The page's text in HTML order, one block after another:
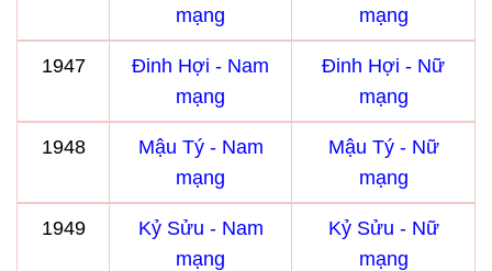
mạng
mạng
1947
Đinh Hợi - Nam
mạng
Đinh Hợi - Nữ
mạng
1948
Mậu Tý - Nam
mạng
Mậu Tý - Nữ
mạng
1949
Kỷ Sửu - Nam
mạng
Kỷ Sửu - Nữ
mạng